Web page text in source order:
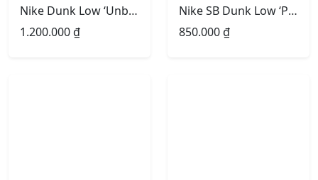
Nike Dunk Low ‘Unbridled Year of the Horse’
1.200.000₫
Nike SB Dunk Low ‘Pegasus Pack Linen Phantom’
850.000₫